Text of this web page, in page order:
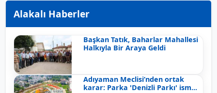
Alakalı Haberler
Başkan Tatık, Baharlar Mahallesi
Halkıyla Bir Araya Geldi
Adıyaman Meclisi’nden ortak
karar: Parka 'Denizli Parkı' ism...